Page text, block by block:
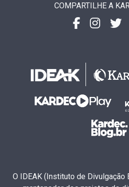
COMPARTILHE A
O IDEAK (Instituto de Divulgação